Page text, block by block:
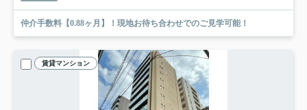
仲介手数料【0.88ヶ月】！現地お待ち合わせでのご見学可能！
賃貸マンション